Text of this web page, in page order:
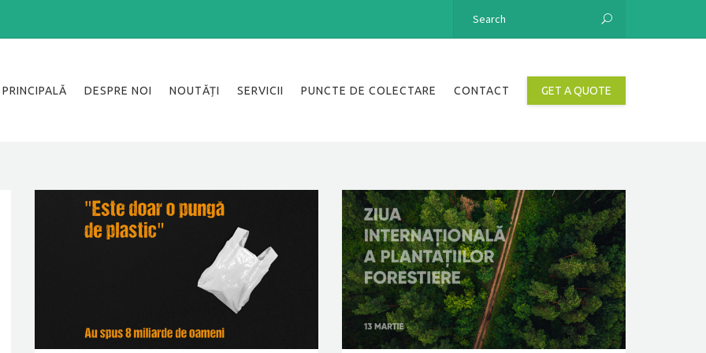
PRINCIPALĂ DESPRE NOI NOUTĂȚI SERVICII PUNCTE DE COLECTARE CONTACT GET A QUOTE